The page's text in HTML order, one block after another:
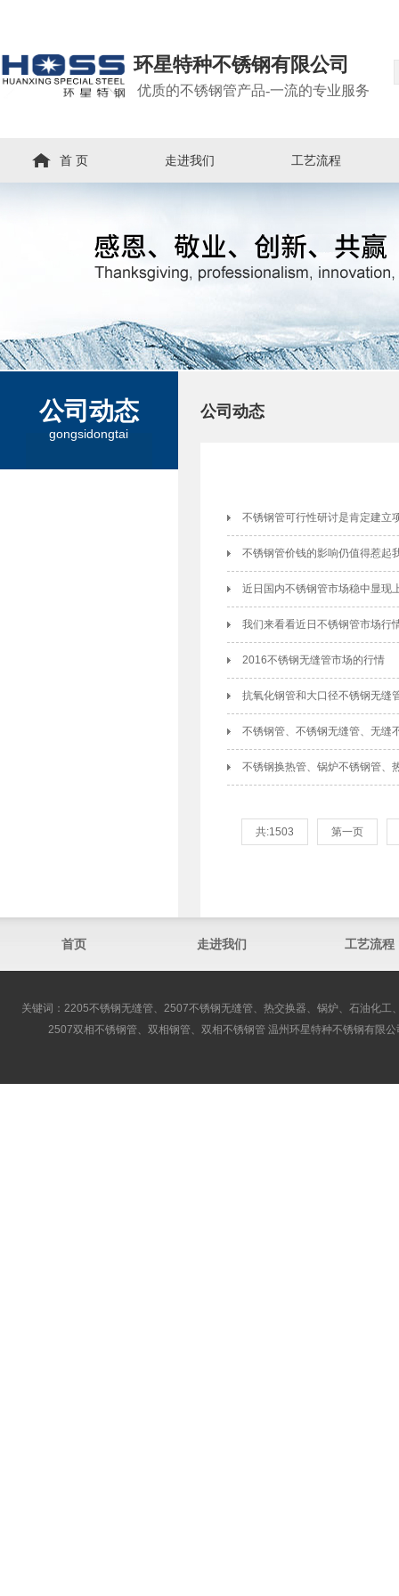
环星特种不锈钢有限公司
优质的不锈钢管产品-一流的专业服务
首 页 走进我们 工艺流程
公司动态
gongsidongtai
公司动态
不锈钢管可行性研讨是肯定建立
不锈钢管​价钱的影响仍值得惹起
近日国内不锈钢管市场稳中显现
我们来看看近日不锈钢管市场行
2016不锈钢无缝管市场的行情
抗氧化钢管和大口径不锈钢无缝
不锈钢管、不锈钢无缝管、无缝
不锈钢换热管、锅炉不锈钢管、
共:1503 第一页
首页 走进我们 工艺流程
关键词：2205不锈钢无缝管、2507不锈钢无缝管、热交换器、锅炉、石油化
2507双相不锈钢管、双相钢管、双相不锈钢管 温州环星特种不锈钢有限